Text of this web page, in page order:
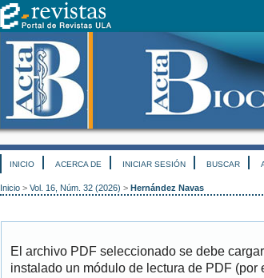
INICIO ACERCA DE INICIAR SESIÓN BUSCAR
Inicio > Vol. 16, Núm. 32 (2026) > Hernández Navas
El archivo PDF seleccionado se debe
instalado un módulo de lectura de PDF